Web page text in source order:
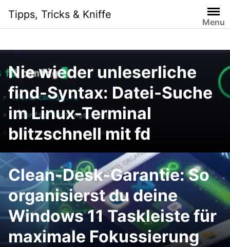
content
Tipps, Tricks & Kniffe
Menu
Nie wieder unleserliche
find-Syntax: Datei-Suche
im Linux-Terminal
blitzschnell mit fd
Clean-Desk-Garantie: So
organisierst du deine
Windows 11 Taskleiste für
maximale Fokussierung